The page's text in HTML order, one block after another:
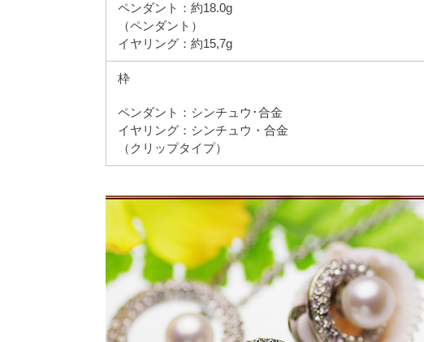
ペンダント：約18.0g
（ペンダント）
イヤリング：約15,7g
枠
ペンダント：シンチュウ･合金
イヤリング：シンチュウ・合金
（クリップタイプ）